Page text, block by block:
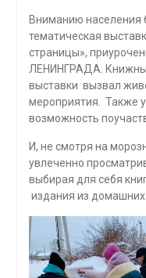
Вниманию населения
тематическая
страницы»,
ЛЕНИНГРАДА.
выставки вызвал
мероприятия. Также
возможность
И, не смотря на
увлеченно
выбирая для себя
издания из